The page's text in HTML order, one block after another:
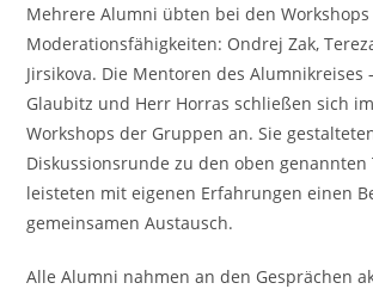
Mehrere Alumni übten bei den
Moderationsfähigkeiten: Ondrej Zak,
Jirsikova. Die Mentoren des Alumnikreises
Glaubitz und Herr Horras schließen sich
Workshops der Gruppen an. Sie
Diskussionsrunde zu den oben
leisteten mit eigenen Erfahrungen einen
gemeinsamen Austausch.
Alle Alumni nahmen an den Gesprächen